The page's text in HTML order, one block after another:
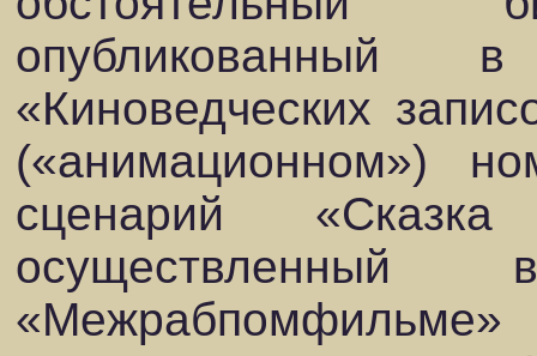
опубликованный
«Киноведческих
(«анимационном»)
сценарий